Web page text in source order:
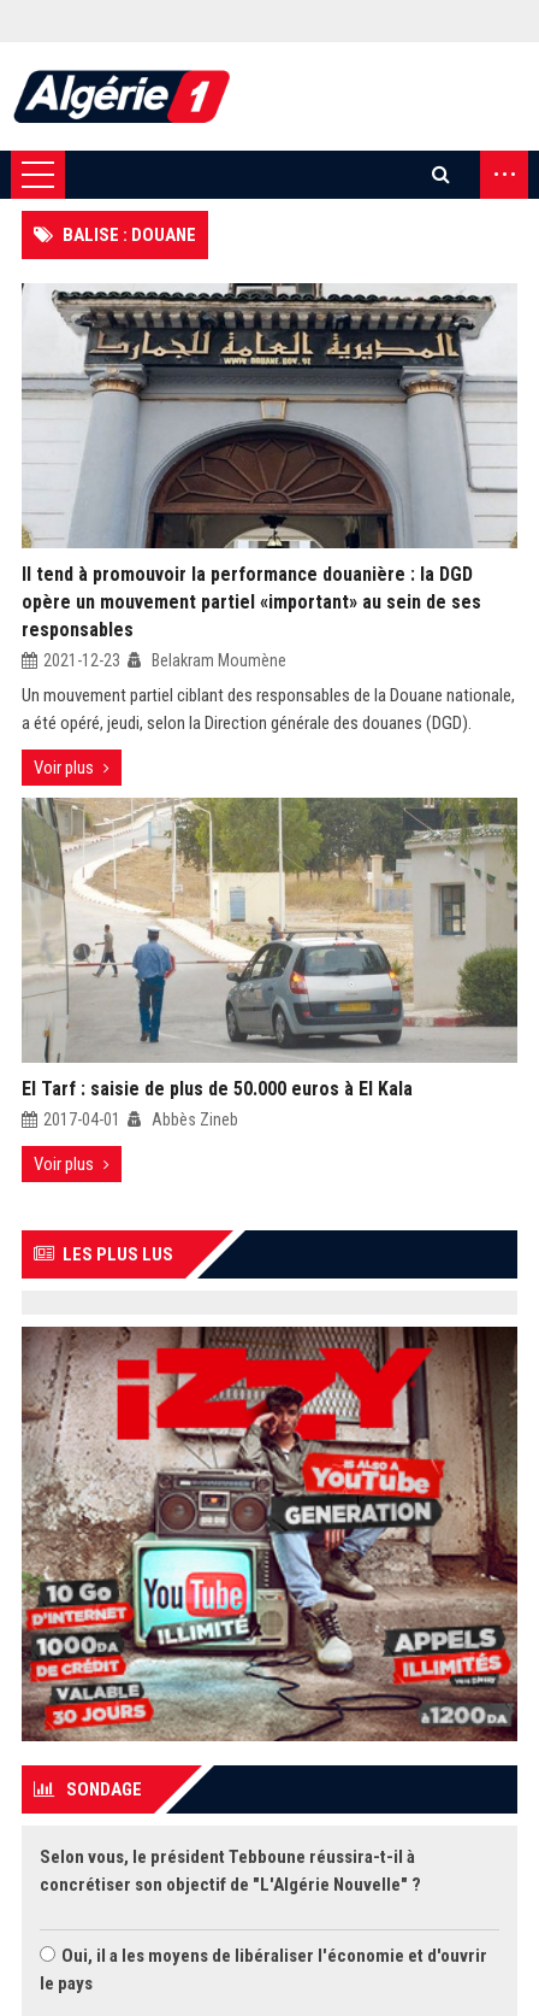
...
BALISE : DOUANE
Il tend à promouvoir la performance douanière : la DGD
opère un mouvement partiel «important» au sein de ses
responsables
2021-12-23 Belakram Moumène
Un mouvement partiel ciblant des responsables de la Douane nationale,
a été opéré, jeudi, selon la Direction générale des douanes (DGD).
Voir plus
El Tarf : saisie de plus de 50.000 euros à El Kala
2017-04-01 Abbès Zineb
Voir plus
LES PLUS LUS
SONDAGE
Selon vous, le président Tebboune réussira-t-il à
concrétiser son objectif de "L'Algérie Nouvelle" ?
Oui, il a les moyens de libéraliser l'économie et d'ouvrir
le pays